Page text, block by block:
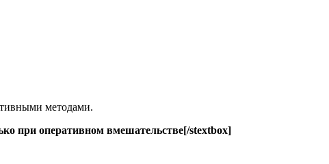
методами.
при оперативном вмешательстве[/stextbox]